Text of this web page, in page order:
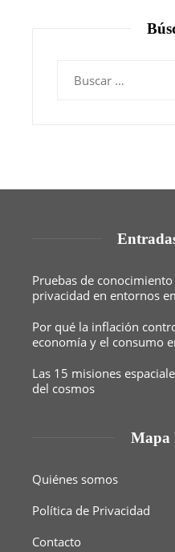
Pruebas de
privacidad en entornos
Por qué la inflación
economía y el consumo
Las 15 misiones
del cosmos
Mapa
Quiénes somos
Política de Privacidad
Contacto